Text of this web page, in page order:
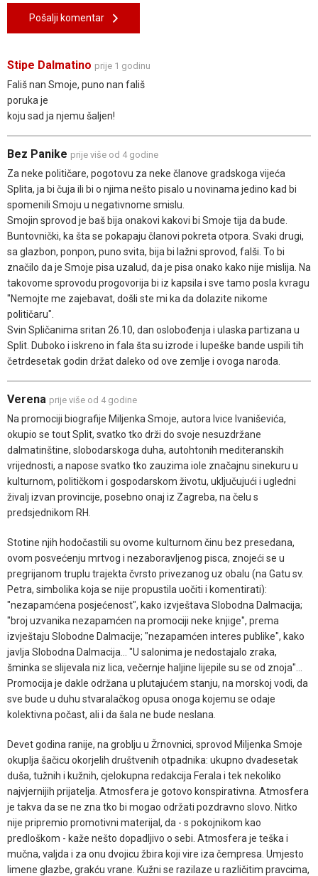
Pošalji komentar
Stipe Dalmatino prije 1 godinu
Fališ nan Smoje, puno nan fališ
poruka je
koju sad ja njemu šaljen!
Bez Panike prije više od 4 godine
Za neke političare, pogotovu za neke članove gradskoga vijeća
Splita, ja bi čuja ili bi o njima nešto pisalo u novinama jedino kad bi
spomenili Smoju u negativnome smislu.
Smojin sprovod je baš bija onakovi kakovi bi Smoje tija da bude.
Buntovnički, ka šta se pokapaju članovi pokreta otpora. Svaki drugi,
sa glazbon, ponpon, puno svita, bija bi lažni sprovod, falši. To bi
značilo da je Smoje pisa uzalud, da je pisa onako kako nije mislija. Na
takovome sprovodu progovorija bi iz kapsila i sve tamo posla kvragu
"Nemojte me zajebavat, došli ste mi ka da dolazite nikome
političaru".
Svin Spličanima sritan 26.10, dan oslobođenja i ulaska partizana u
Split. Duboko i iskreno in fala šta su izrode i lupeške bande uspili tih
četrdesetak godin držat daleko od ove zemlje i ovoga naroda.
Verena prije više od 4 godine
Na promociji biografije Miljenka Smoje, autora Ivice Ivaniševića,
okupio se tout Split, svatko tko drži do svoje nesuzdržane
dalmatinštine, slobodarskoga duha, autohtonih mediteranskih
vrijednosti, a napose svatko tko zauzima iole značajnu sinekuru u
kulturnom, političkom i gospodarskom životu, uključujući i ugledni
živalj izvan provincije, posebno onaj iz Zagreba, na čelu s
predsjednikom RH.
Stotine njih hodočastili su ovome kulturnom činu bez presedana,
ovom posvećenju mrtvog i nezaboravljenog pisca, znojeći se u
pregrijanom truplu trajekta čvrsto privezanog uz obalu (na Gatu sv.
Petra, simbolika koja se nije propustila uočiti i komentirati):
"nezapamćena posjećenost", kako izvještava Slobodna Dalmacija;
"broj uzvanika nezapamćen na promociji neke knjige", prema
izvještaju Slobodne Dalmacije; "nezapamćen interes publike", kako
javlja Slobodna Dalmacija... "U salonima je nedostajalo zraka,
šminka se slijevala niz lica, večernje haljine lijepile su se od znoja"...
Promocija je dakle održana u plutajućem stanju, na morskoj vodi, da
sve bude u duhu stvaralačkog opusa onoga kojemu se odaje
kolektivna počast, ali i da šala ne bude neslana.
Devet godina ranije, na groblju u Žrnovnici, sprovod Miljenka Smoje
okuplja šačicu okorjelih društvenih otpadnika: ukupno dvadesetak
duša, tužnih i kužnih, cjelokupna redakcija Ferala i tek nekoliko
najvjernijih prijatelja. Atmosfera je gotovo konspirativna. Atmosfera
je takva da se ne zna tko bi mogao održati pozdravno slovo. Nitko
nije pripremio promotivni materijal, da - s pokojnikom kao
predloškom - kaže nešto dopadljivo o sebi. Atmosfera je teška i
mučna, valjda i za onu dvojicu žbira koji vire iza čempresa. Umjesto
limene glazbe, grakću vrane. Kužni se razilaze u različitim pravcima,